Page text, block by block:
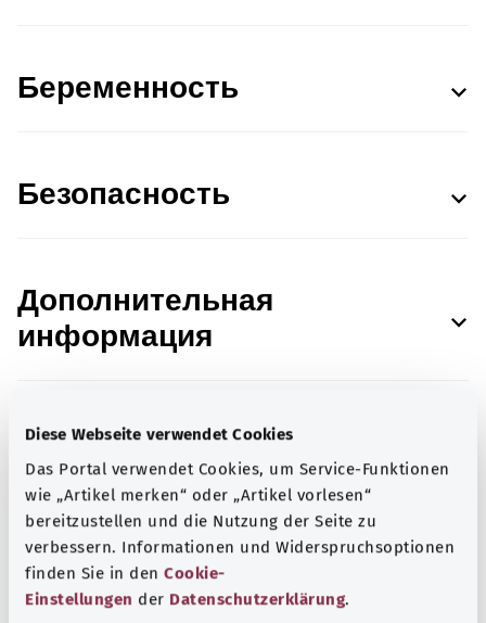
Diese Webseite verwendet Cookies
Das Portal verwendet Cookies, um Service-Funktionen
wie „Artikel merken“ oder „Artikel vorlesen“
bereitzustellen und die Nutzung der Seite zu
verbessern. Informationen und Widerspruchsoptionen
finden Sie in den Cookie-
Einstellungen der Datenschutzerklärung.
Беременность
Безопасность
Дополнительная
информация
Данные об источниках
Состояние:07.02.2023